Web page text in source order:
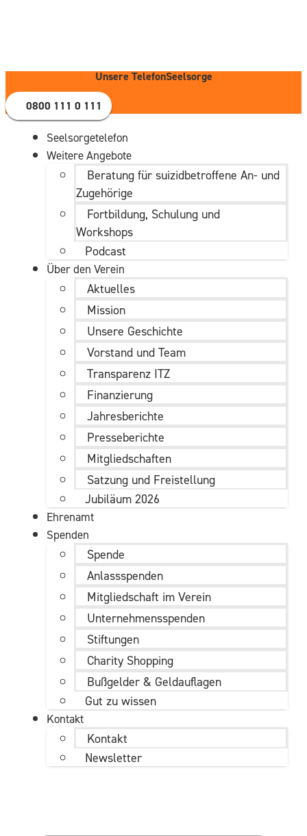
Unsere TelefonSeelsorge
0800 111 0 111
Seelsorgetelefon
Weitere Angebote
Beratung für suizidbetroffene An- und
Zugehörige
Fortbildung, Schulung und
Workshops
Podcast
Über den Verein
Aktuelles
Mission
Unsere Geschichte
Vorstand und Team
Transparenz ITZ
Finanzierung
Jahresberichte
Presseberichte
Mitgliedschaften
Satzung und Freistellung
Jubiläum 2026
Ehrenamt
Spenden
Spende
Anlassspenden
Mitgliedschaft im Verein
Unternehmens­spenden
Stiftungen
Charity Shopping
Bußgelder & Geldauflagen
Gut zu wissen
Kontakt
Kontakt
Newsletter